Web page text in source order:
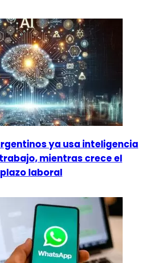
ya usa inteligencia
mientras crece el
laboral